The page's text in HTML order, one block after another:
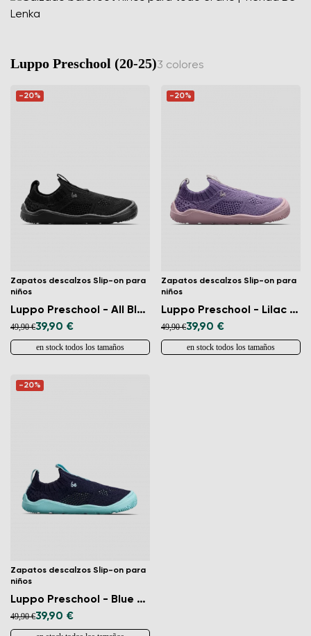
Luppo Preschool (20-25)3 colores
-20%
Zapatos descalzos Slip-on para
niños
Luppo Preschool - All Black
49,90 €39,90 €
en stock todos los tamaños
-20%
Zapatos descalzos Slip-on para
niños
Luppo Preschool - Lilac & Pink
49,90 €39,90 €
en stock todos los tamaños
-20%
Zapatos descalzos Slip-on para
niños
Luppo Preschool - Blue & Aqua
49,90 €39,90 €